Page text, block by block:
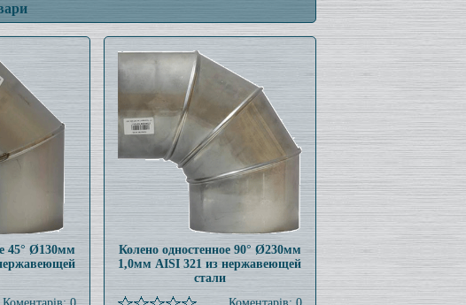
45° Ø130мм
Колено одностенное 90° Ø230мм
1,0мм AISI 321 из нержавеющей
стали